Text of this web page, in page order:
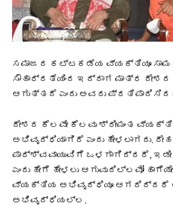
ಸಮಾಜದ ಕಟ್ಟಕಡೆಯ ವ್ಯಕ್ತಿಯೂ
ಸೌಹಾರ್ದತೆಯಿಂದ ಇದ್ದಾಗ ಮಾತ್ರ
ಆಗುತ್ತದೆ ಎಂದು ಅವರು
ದೇಶದ ಕೆಲವೇ ಕೆಲವು ಶ್ರೀಮಂತ
ಅಭಿವೃದ್ಧಿಯಾಗಿದೆ ಎಂದು ಹೇಳಲಾಗದು.
ಪಾರ್ಶ್ವವಾಯುವಿಗೆ ಒಳಗಾಗಿದ್ದರೆ,
ಎಂದು ಹೇಗೆ ಹೇಳಲು ಆಗುವುದಿಲ್ಲವೋ
ವ್ಯಕ್ತಿಯ ಅಭಿವೃದ್ಧಿಯೂ ಆಗದಿದ್ದರೆ
ಅಭಿವೃದ್ಧಿಯಲ್ಲ.